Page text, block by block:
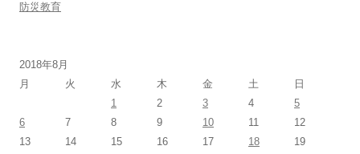
防災教育
2018年8月
月
火 水 木 金 土
日
1
2 3 4
5
6
7 8 9 10 11
12
13
14 15 16 17 18
19